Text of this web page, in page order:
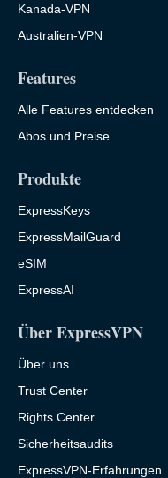
Kanada-VPN
Australien-VPN
Features
Alle Features entdecken
Abos und Preise
Produkte
ExpressKeys
ExpressMailGuard
eSIM
ExpressAI
Über ExpressVPN
Über uns
Trust Center
Rights Center
Sicherheitsaudits
ExpressVPN-Erfahrungen